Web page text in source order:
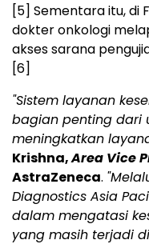
[5] Sementara itu, di
dokter onkologi
akses sarana
[6]
"Sistem layanan
bagian penting dari
meningkatkan
Krishna,Area Vice
AstraZeneca.
Diagnostics Asia
dalam mengatasi
yang masih terjadi